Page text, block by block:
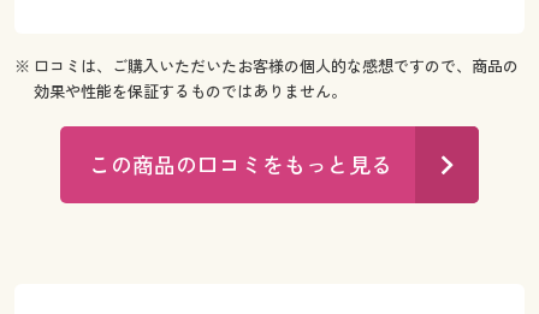
※ 口コミは、ご購入いただいたお客様の個人的な感想ですので、商品の
効果や性能を保証するものではありません。
この商品の口コミをもっと見る